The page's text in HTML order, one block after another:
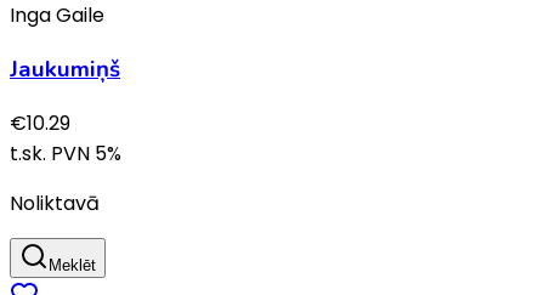
Inga Gaile
Jaukumiņš
€10.29
t.sk. PVN 5%
Noliktavā
Meklēt